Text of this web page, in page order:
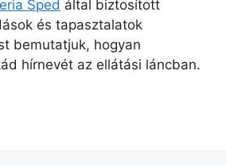
Sped által biztosított
és tapasztalatok
bemutatjuk, hogyan
hírnevét az ellátási láncban.